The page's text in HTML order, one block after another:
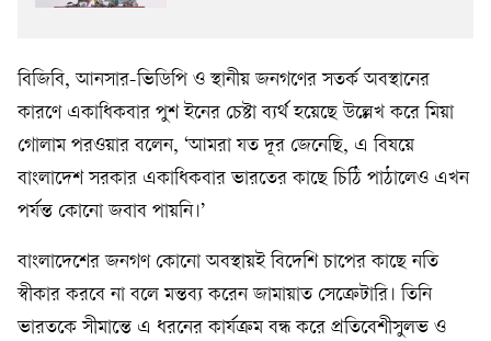
বিজিবি, আনসার-ভিডিপি ও স্থানীয় জনগণের সতর্ক অবস্থানের
কারণে একাধিকবার পুশ ইনের চেষ্টা ব্যর্থ হয়েছে উল্লেখ করে মিয়া
গোলাম পরওয়ার বলেন, ‘আমরা যত দূর জেনেছি, এ বিষয়ে
বাংলাদেশ সরকার একাধিকবার ভারতের কাছে চিঠি পাঠালেও এখন
পর্যন্ত কোনো জবাব পায়নি।’
বাংলাদেশের জনগণ কোনো অবস্থায়ই বিদেশি চাপের কাছে নতি
স্বীকার করবে না বলে মন্তব্য করেন জামায়াত সেক্রেটারি। তিনি
ভারতকে সীমান্তে এ ধরনের কার্যক্রম বন্ধ করে প্রতিবেশীসুলভ ও